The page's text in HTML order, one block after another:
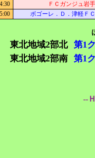
ＦＣガンジュ岩手
ボゴーレ．Ｄ．津軽ＦＣ
東北地域2部北
第1
東北地域2部南
第1
--